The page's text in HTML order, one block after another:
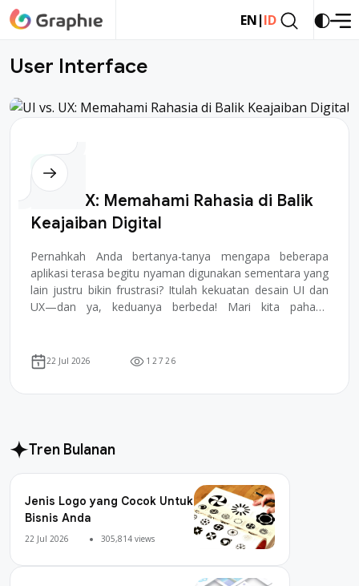
EN|ID
User Interface
UI vs. UX: Memahami Rahasia di Balik
Keajaiban Digital
Pernahkah Anda bertanya-tanya mengapa beberapa
aplikasi terasa begitu nyaman digunakan sementara yang
lain justru bikin frustrasi? Itulah kekuatan desain UI dan
UX—dan ya, keduanya berbeda! Mari kita pahami
22 Jul 2026 1 27 26
Tren Bulanan
Jenis Logo yang Cocok Untuk
Bisnis Anda
22 Jul 2026 305,814 views